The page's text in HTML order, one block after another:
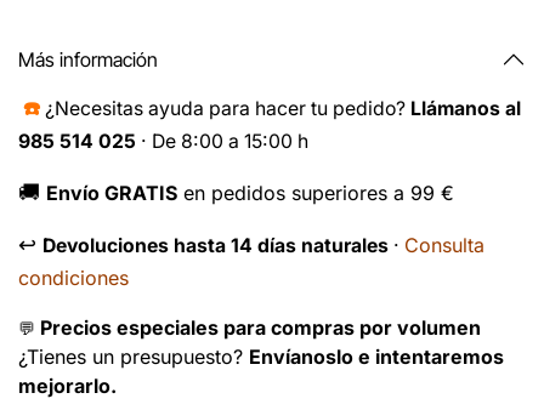
Más información
☎️ ¿Necesitas ayuda para hacer tu pedido? Llámanos al
985 514 025 · De 8:00 a 15:00 h
🚚 Envío GRATIS en pedidos superiores a 99 €
↩️ Devoluciones hasta 14 días naturales · Consulta
condiciones
💬 Precios especiales para compras por volumen
¿Tienes un presupuesto? Envíanoslo e intentaremos
mejorarlo.